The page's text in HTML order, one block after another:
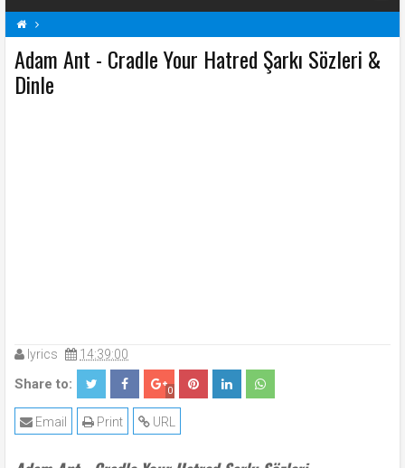
A Adam Ant Şarkı Sözleri Cradle Your Hatred Şarkı Sözleri Şarkı Sözleri
Adam Ant - Cradle Your Hatred Şarkı Sözleri &
Dinle
lyrics 14:39:00
Share to: 0
URL
Print
Email